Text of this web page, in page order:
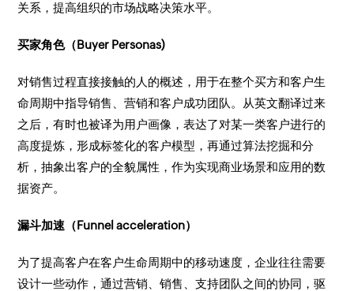
关系，提高组织的市场战略决策水平。
买家角色（Buyer Personas)
对销售过程直接接触的人的概述，用于在整个买方和客户生
命周期中指导销售、营销和客户成功团队。从英文翻译过来
之后，有时也被译为用户画像，表达了对某一类客户进行的
高度提炼，形成标签化的客户模型，再通过算法挖掘和分
析，抽象出客户的全貌属性，作为实现商业场景和应用的数
据资产。
漏斗加速（Funnel acceleration）
为了提高客户在客户生命周期中的移动速度，企业往往需要
设计一些动作，通过营销、销售、支持团队之间的协同，驱